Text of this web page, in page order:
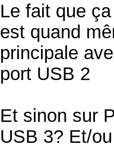
Le fait que
est quand
principale
port USB 2
Et sinon sur
USB 3? Et/